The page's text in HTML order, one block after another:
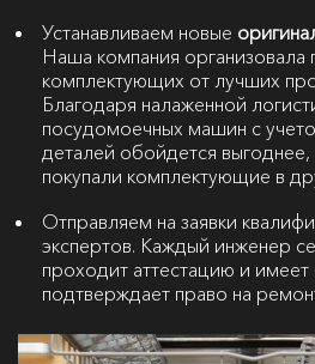
Устанавливаем новые
Наша компания организовала
комплектующих от лучших
Благодаря налаженной
посудомоечных машин с
деталей обойдется
покупали комплектующие в
Отправляем на заявки
экспертов. Каждый инженер
проходит аттестацию и
подтверждает право на